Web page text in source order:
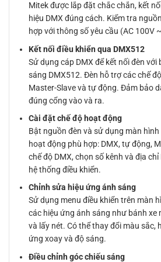
Mitek được lắp đặt chắc chắn, kết
hiệu DMX đúng cách. Kiểm tra
hợp với thông số yêu cầu (AC 100V
Kết nối điều khiển qua DMX512
Sử dụng cáp DMX để kết nối đèn với
sáng DMX512. Đèn hỗ trợ các chế
Master-Slave và tự động. Đảm bảo
đúng cổng vào và ra.
Cài đặt chế độ hoạt động
Bật nguồn đèn và sử dụng màn hình
hoạt động phù hợp: DMX, tự động,
chế độ DMX, chọn số kênh và địa
hệ thống điều khiển.
Chỉnh sửa hiệu ứng ánh sáng
Sử dụng menu điều khiển trên màn
các hiệu ứng ánh sáng như bánh xe
và lấy nét. Có thể thay đổi màu sắc,
ứng xoay và độ sáng.
Điều chỉnh góc chiếu sáng